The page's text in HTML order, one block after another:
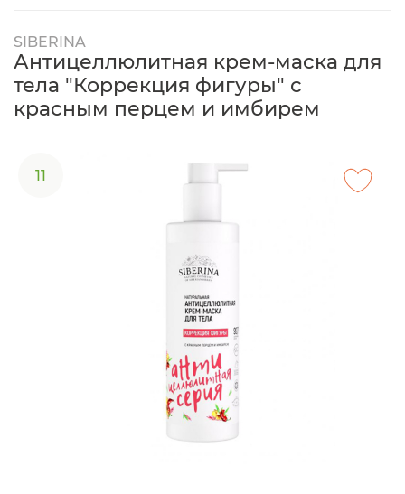
SIBERINA
Антицеллюлитная крем-маска для
тела "Коррекция фигуры" с
красным перцем и имбирем
11